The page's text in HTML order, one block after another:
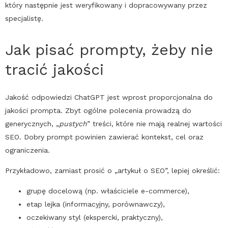
który następnie jest weryfikowany i dopracowywany przez
specjalistę.
Jak pisać prompty, żeby nie
tracić jakości
Jakość odpowiedzi ChatGPT jest wprost proporcjonalna do
jakości prompta. Zbyt ogólne polecenia prowadzą do
generycznych, „pustych” treści, które nie mają realnej wartości
SEO. Dobry prompt powinien zawierać kontekst, cel oraz
ograniczenia.
Przykładowo, zamiast prosić o „artykuł o SEO”, lepiej określić:
grupę docelową (np. właściciele e-commerce),
etap lejka (informacyjny, porównawczy),
oczekiwany styl (ekspercki, praktyczny),